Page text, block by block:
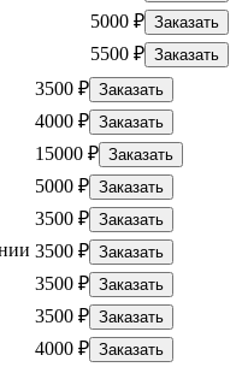
5000 ₽ Заказать
5500 ₽ Заказать
3500 ₽ Заказать
4000 ₽ Заказать
15000 ₽ Заказать
5000 ₽ Заказать
3500 ₽ Заказать
3500 ₽ Заказать
3500 ₽ Заказать
3500 ₽ Заказать
4000 ₽ Заказать